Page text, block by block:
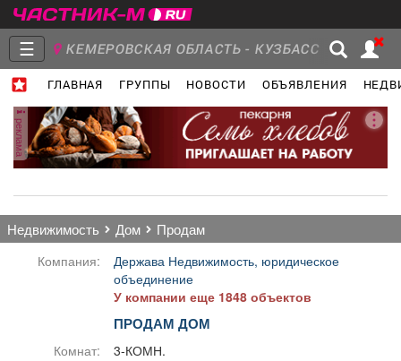
☰ КЕМЕРОВСКАЯ ОБЛАСТЬ - КУЗБАСС
ГЛАВНАЯ ГРУППЫ НОВОСТИ ОБЪЯВЛЕНИЯ
Главная
Группы Новости
реклама
недвижимость дом продам
Компания:
Держава Недвижимость, юридическое
объединение
У компании еще 1848 объектов
ПРОДАМ ДОМ
Комнат:
3-КОМН.